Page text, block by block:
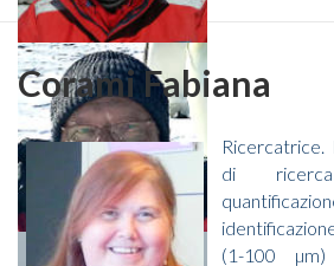
Corami Fabiana
di
(1-100